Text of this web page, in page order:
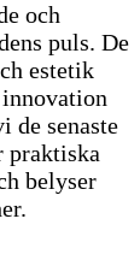
och
puls. De
estetik
de senaste
praktiska
belyser